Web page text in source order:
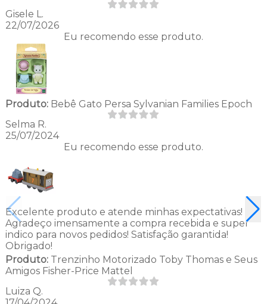
Gisele L.
22/07/2026
Eu recomendo esse produto.
Produto:Bebê Gato Persa Sylvanian Families Epoch
Selma R.
25/07/2024
Eu recomendo esse produto.
Excelente produto e atende minhas expectativas!
Agradeço imensamente a compra recebida e super
indico para novos pedidos! Satisfação garantida!
Obrigado!
Produto:Trenzinho Motorizado Toby Thomas e Seus
Amigos Fisher-Price Mattel
Luiza Q.